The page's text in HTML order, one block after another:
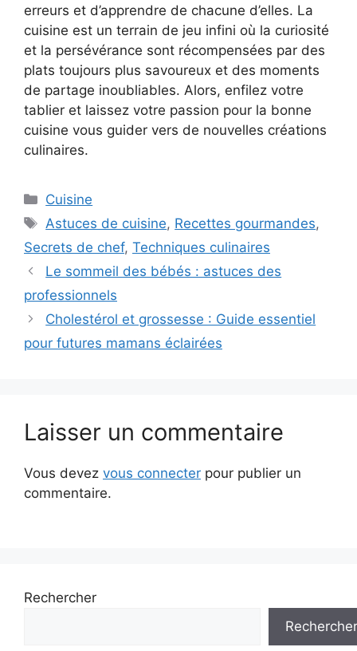
erreurs et d’apprendre de chacune d’elles. La
cuisine est un terrain de jeu infini où la curiosité
et la persévérance sont récompensées par des
plats toujours plus savoureux et des moments
de partage inoubliables. Alors, enfilez votre
tablier et laissez votre passion pour la bonne
cuisine vous guider vers de nouvelles créations
culinaires.
Catégories
Cuisine
Étiquettes
Astuces de cuisine, Recettes gourmandes,
Secrets de chef, Techniques culinaires
Le sommeil des bébés : astuces des
professionnels
Cholestérol et grossesse : Guide essentiel
pour futures mamans éclairées
Laisser un commentaire
Vous devez vous connecter pour publier un
commentaire.
Rechercher
Rechercher